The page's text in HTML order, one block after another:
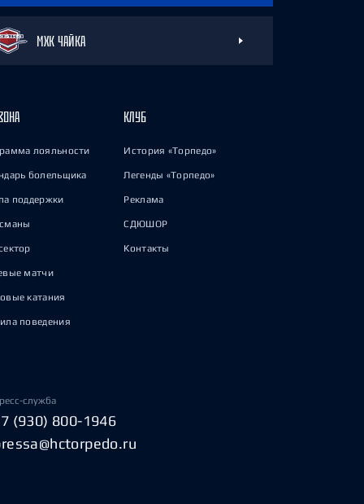
МХК ЧАЙКА
лояльности
болельщика
поддержки
матчи
катания
поведения
КЛУБ
История «Торпедо»
Легенды «Торпедо»
Реклама
СДЮШОР
Контакты
служба
(930) 800-1946